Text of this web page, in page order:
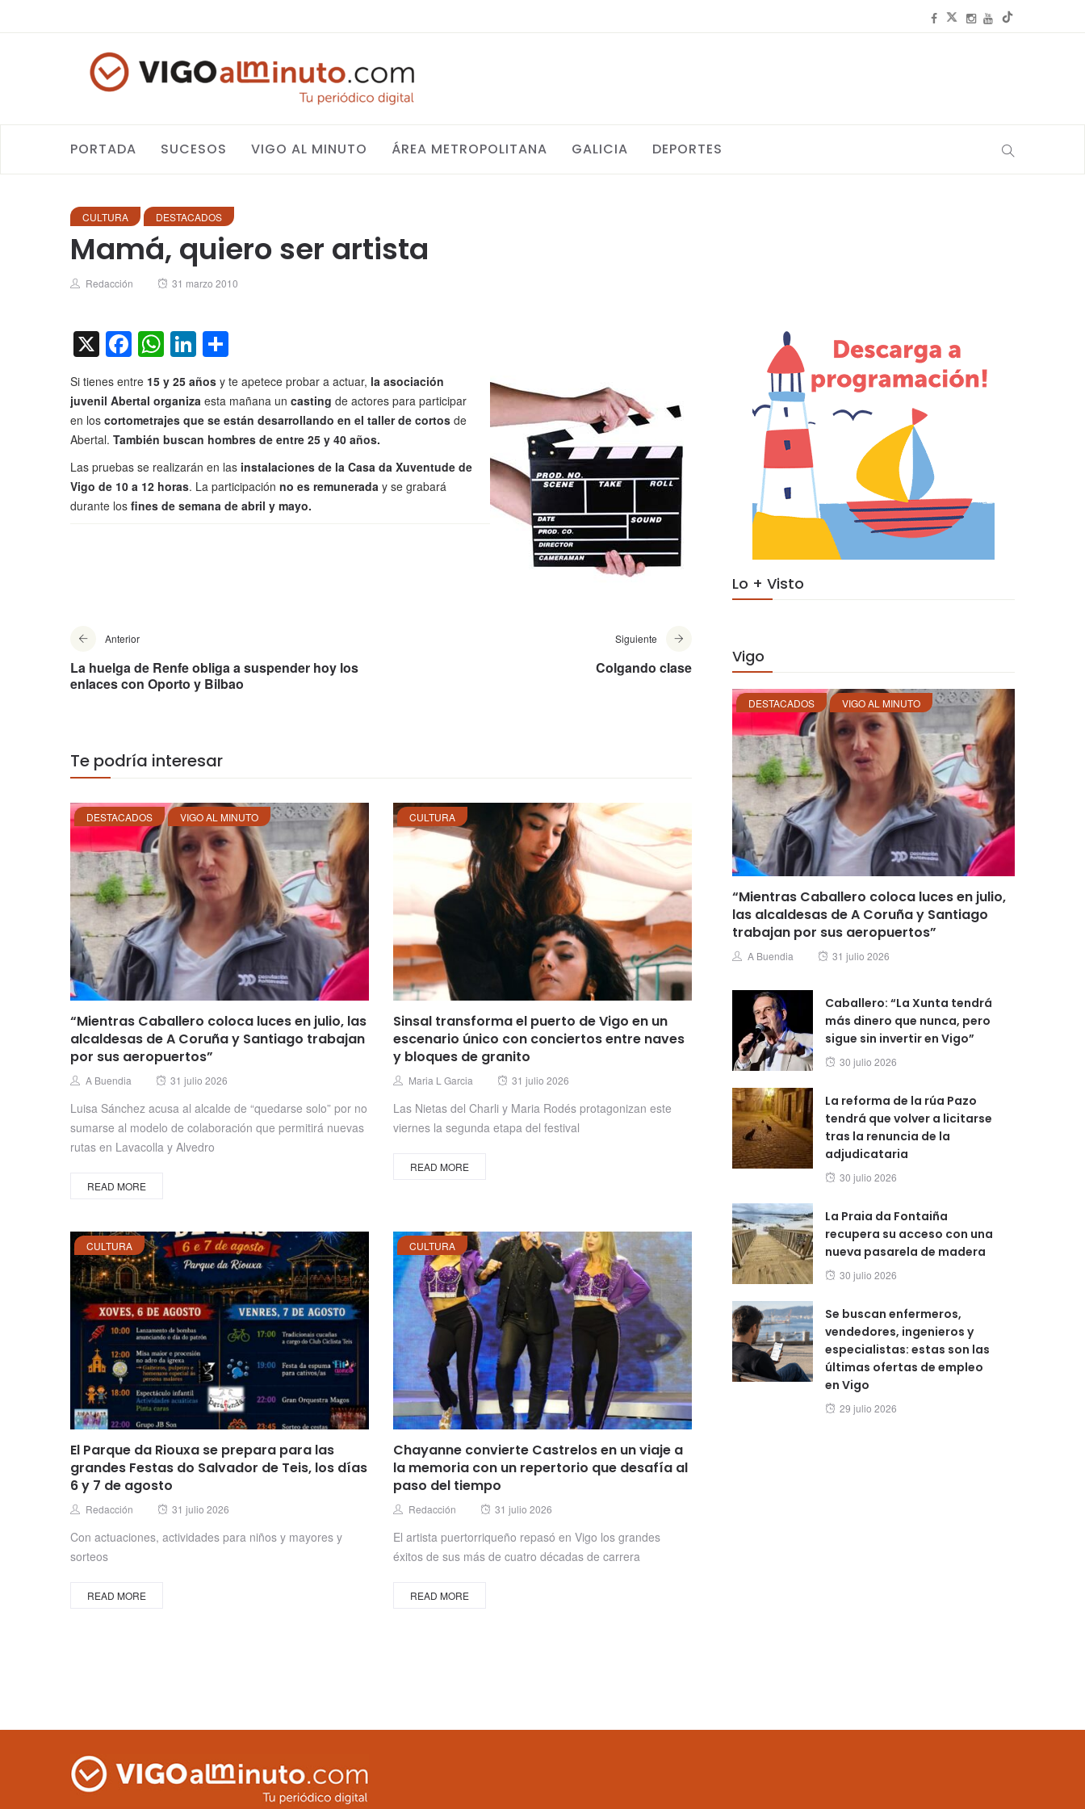
PORTADA SUCESOS VIGO AL MINUTO ÁREA METROPOLITANA GALICIA DEPORTES
CULTURA DESTACADOS
Mamá, quiero ser artista
Author
Redacción
Posted
31 marzo 2010
X Facebook
WhatsApp
LinkedIn
Si tienes entre 15 y 25 años y te apetece probar a actuar, la asociación
juvenil Abertal organiza esta mañana un casting de actores para participar
en los cortometrajes que se están desarrollando en el taller de cortos de
Abertal. También buscan hombres de entre 25 y 40 años.
Las pruebas se realizarán en las instalaciones de la Casa da Xuventude de
Vigo de 10 a 12 horas. La participación no es remunerada y se grabará
durante los fines de semana de abril y mayo.
Anterior
La huelga de Renfe obliga a suspender hoy los
enlaces con Oporto y Bilbao
Siguiente
Colgando clase
Te podría interesar
DESTACADOS VIGO AL MINUTO
“Mientras Caballero coloca luces en julio, las
alcaldesas de A Coruña y Santiago trabajan
por sus aeropuertos”
Author
A Buendia
Posted
31 julio 2026
Luisa Sánchez acusa al alcalde de “quedarse solo” por no
sumarse al modelo de colaboración que permitirá nuevas
rutas en Lavacolla y Alvedro
READ MORE
CULTURA
Sinsal transforma el puerto de Vigo en un
escenario único con conciertos entre naves
y bloques de granito
Author
Maria L Garcia
Posted
31 julio 2026
Las Nietas del Charli y Maria Rodés protagonizan este
viernes la segunda etapa del festival
READ MORE
CULTURA
El Parque da Riouxa se prepara para las
grandes Festas do Salvador de Teis, los días
6 y 7 de agosto
Author
Redacción
Posted
31 julio 2026
Con actuaciones, actividades para niños y mayores y
sorteos
READ MORE
CULTURA
Chayanne convierte Castrelos en un viaje a
la memoria con un repertorio que desafía al
paso del tiempo
Author
Redacción
Posted
31 julio 2026
El artista puertorriqueño repasó en Vigo los grandes
éxitos de sus más de cuatro décadas de carrera
READ MORE
Lo + Visto
Vigo
DESTACADOS VIGO AL MINUTO
“Mientras Caballero coloca luces en julio,
las alcaldesas de A Coruña y Santiago
trabajan por sus aeropuertos”
Author
A Buendia
Posted
31 julio 2026
Caballero: “La Xunta tendrá
más dinero que nunca, pero
sigue sin invertir en Vigo”
Posted
30 julio 2026
La reforma de la rúa Pazo
tendrá que volver a licitarse
tras la renuncia de la
adjudicataria
Posted
30 julio 2026
La Praia da Fontaiña
recupera su acceso con una
nueva pasarela de madera
Posted
30 julio 2026
Se buscan enfermeros,
vendedores, ingenieros y
especialistas: estas son las
últimas ofertas de empleo
en Vigo
Posted
29 julio 2026